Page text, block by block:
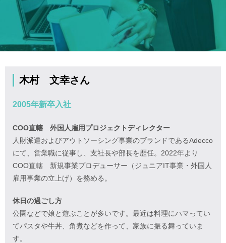
木村 文幸さん
2005年新卒入社
COO直轄 外国人雇用プロジェクトディレクター
人財派遣およびアウトソーシング事業のブランドであるAdecco
にて、営業職に従事し、支社長や部長を歴任。2022年より
COO直轄 新規事業プロデューサー（ジュニアIT事業・外国人
雇用事業の立上げ）を務める。
休日の過ごし方
公園などで娘と遊ぶことが多いです。最近は料理にハマってい
てパスタや牛丼、角煮などを作って、家族に振る舞っていま
す。